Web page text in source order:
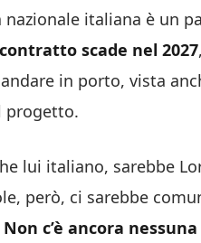
italiana è un
scade nel 2027
in porto, vista
progetto.
lui italiano, sarebbe
però, ci sarebbe
Non c’è ancora